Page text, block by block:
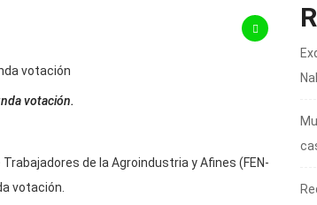
votación.
de la Agroindustria y Afines (FEN-
votación.